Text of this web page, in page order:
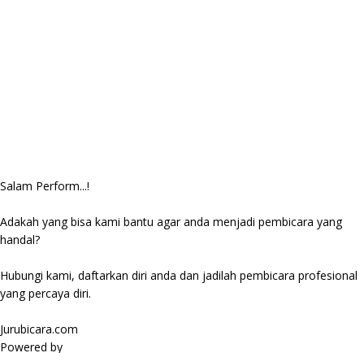
Salam Perform...!
Adakah yang bisa kami bantu agar anda menjadi pembicara yang
handal?
Hubungi kami, daftarkan diri anda dan jadilah pembicara profesional
yang percaya diri.
Jurubicara.com
Powered by